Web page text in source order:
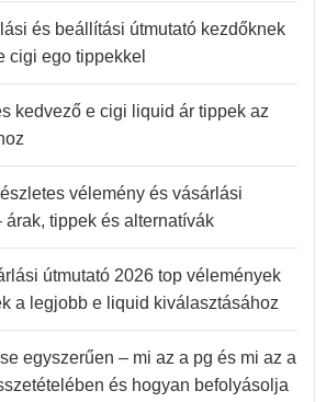
és beállítási útmutató kezdőknek
cigi ego tippekkel
kedvező e cigi liquid ár tippek az
vélemény és vásárlási
árak, tippek és alternatívák
útmutató 2026 top vélemények
a legjobb e liquid kiválasztásához
egyszerűen – mi az a pg és mi az a
és hogyan befolyásolja